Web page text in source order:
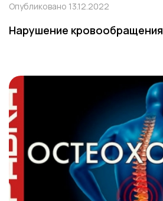
Опубликовано 13.12.2022
Нарушение кровообращения